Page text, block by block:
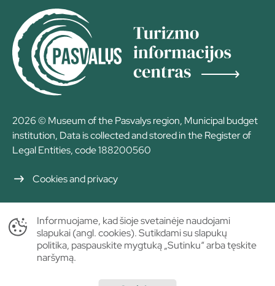
2026 © Museum of the Pasvalys region, Municipal budget
institution, Data is collected and stored in the Register of
Legal Entities, code 188200560
Cookies and privacy
Solution:
Informuojame, kad šioje svetainėje naudojami
slapukai (angl. cookies). Sutikdami su slapukų
politika, paspauskite mygtuką „Sutinku“ arba tęskite
naršymą.